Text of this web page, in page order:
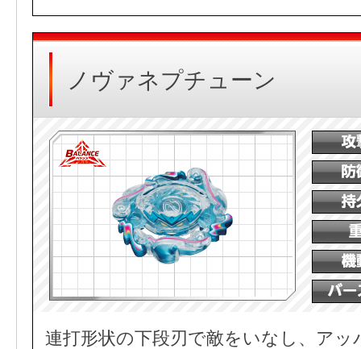
ノヴァネプチューン
連打形状の下段刃で敵をいなし、アッ